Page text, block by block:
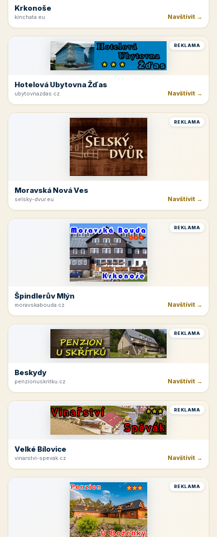
Krkonoše
kinchata.eu Navštívit →
REKLAMA
Hotelová Ubytovna Žďas
ubytovnazdas.cz Navštívit →
REKLAMA
Moravská Nová Ves
selsky-dvur.eu Navštívit →
REKLAMA
Špindlerův Mlýn
moravskabouda.cz Navštívit →
REKLAMA
Beskydy
penzionuskritku.cz Navštívit →
REKLAMA
Velké Bílovice
vinarstvi-spevak.cz Navštívit →
REKLAMA